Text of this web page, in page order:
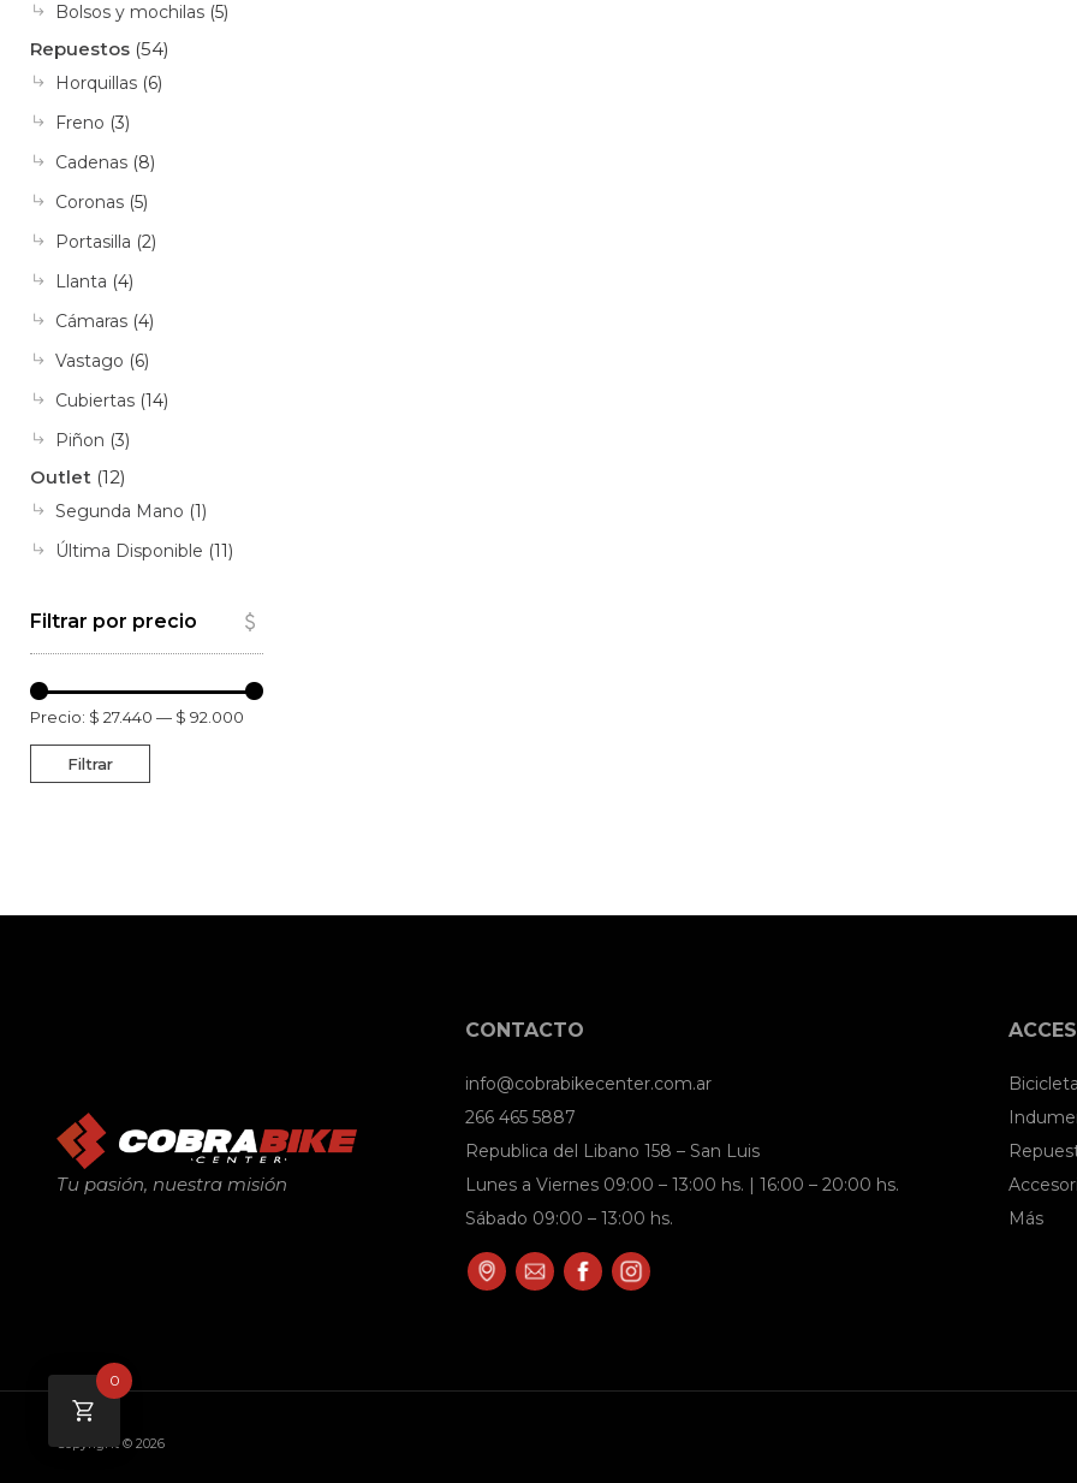
Bolsos y mochilas (5)
Repuestos (54)
Horquillas (6)
Freno (3)
Cadenas (8)
Coronas (5)
Portasilla (2)
Llanta (4)
Cámaras (4)
Vastago (6)
Cubiertas (14)
Piñon (3)
Outlet (12)
Segunda Mano (1)
Última Disponible (11)
Filtrar por precio
Filtrar
Precio: $ 27.440 — $ 92.000
Tu pasión, nuestra misión
CONTACTO
info@cobrabikecenter.com.ar
266 465 5887
Republica del Libano 158 – San Luis
Lunes a Viernes 09:00 – 13:00 hs. | 16:00 – 20:00 hs.
Sábado 09:00 – 13:00 hs.
Más
Copyright © 2026
0